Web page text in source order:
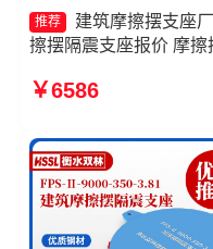
推荐
建筑摩擦摆支座
擦摆隔震支座报价 摩擦
产厂家 摩擦抗震支座源
￥6586